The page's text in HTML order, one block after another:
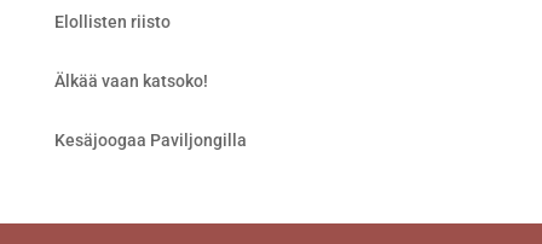
Elollisten riisto
Älkää vaan katsoko!
Kesäjoogaa Paviljongilla